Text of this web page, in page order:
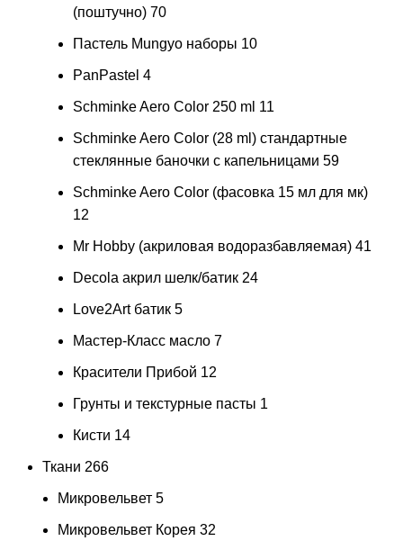
(поштучно) 70
Пастель Mungyo наборы 10
PanPastel 4
Schminke Aero Color 250 ml 11
Schminke Aero Color (28 ml) стандартные
стеклянные баночки с капельницами 59
Schminke Aero Color (фасовка 15 мл для мк)
12
Mr Hobby (акриловая водоразбавляемая) 41
Decola акрил шелк/батик 24
Love2Art батик 5
Мастер-Класс масло 7
Красители Прибой 12
Грунты и текстурные пасты 1
Кисти 14
Ткани 266
Микровельвет 5
Микровельвет Корея 32